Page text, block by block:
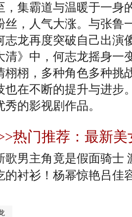
，集霸道与温暖于一身
丝，人气大涨。与张鲁
志龙再度突破自己出演
清》中，何志龙摇身一
栩栩，多种角色多种挑
也在不断的提升与进步
的影视剧作品。
热门推荐：最新美
歌男主角竟是假面骑士
的衬衫！杨幂惊艳吕佳